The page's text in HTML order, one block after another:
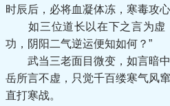
时辰后，必将血凝体冻，寒毒攻心
如三位道长以在下之言为虚
功，阴阳二气逆运便知如何？”
武当三老面目微变，如言暗中
岳所言不虚，只觉千百缕寒气风
直打寒战。